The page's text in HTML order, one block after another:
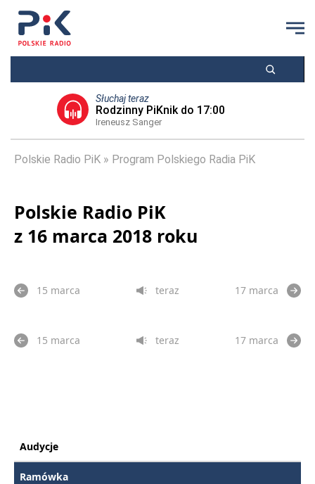
Słuchaj teraz
Rodzinny PiKnik do 17:00
Ireneusz Sanger
Polskie Radio PiK Program Polskiego Radia PiK
Polskie Radio PiK
z 16 marca 2018 roku
15 marca teraz 17 marca
15 marca teraz 17 marca
Audycje
Ramówka